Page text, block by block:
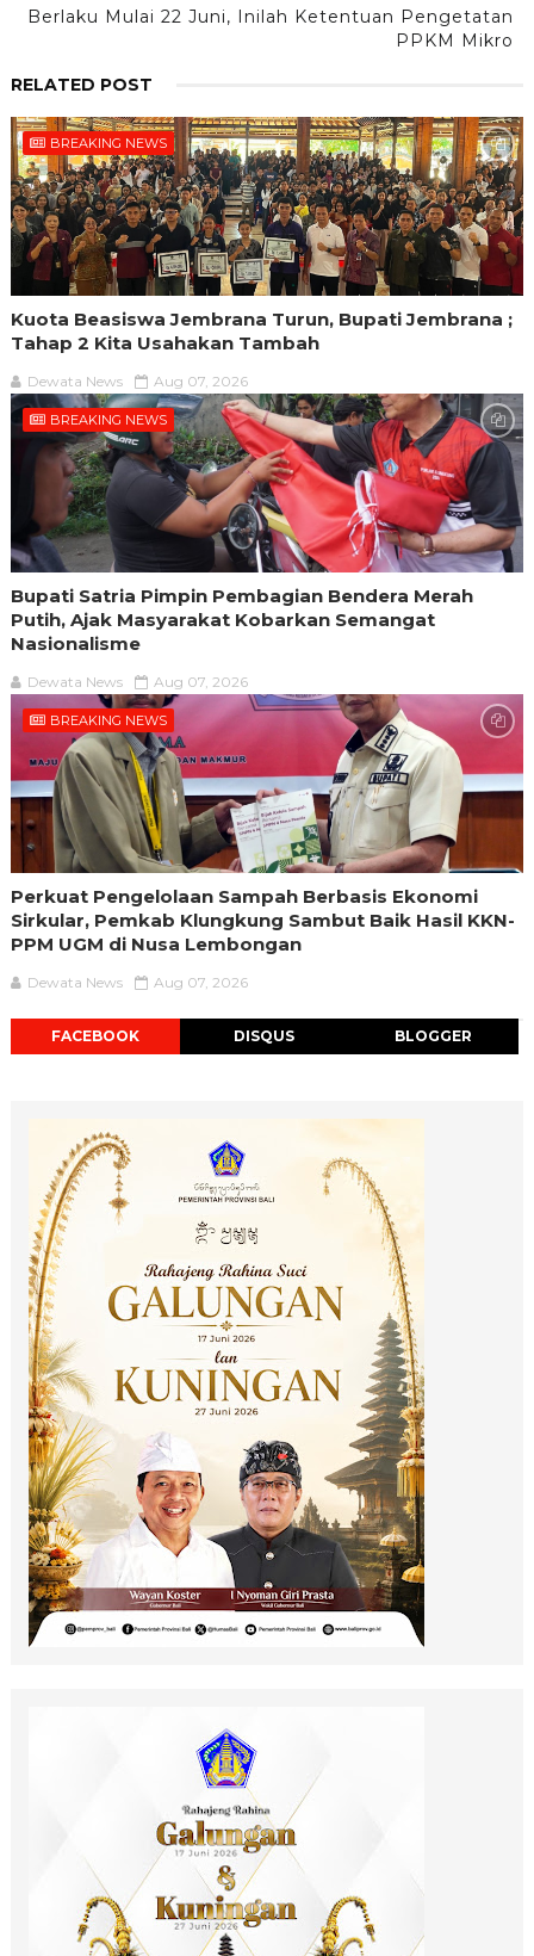
Berlaku Mulai 22 Juni, Inilah Ketentuan Pengetatan
PPKM Mikro
RELATED POST
BREAKING NEWS
Kuota Beasiswa Jembrana Turun, Bupati Jembrana ;
Tahap 2 Kita Usahakan Tambah
Dewata News Aug 07, 2026
BREAKING NEWS
Bupati Satria Pimpin Pembagian Bendera Merah
Putih, Ajak Masyarakat Kobarkan Semangat
Nasionalisme
Dewata News Aug 07, 2026
BREAKING NEWS
Perkuat Pengelolaan Sampah Berbasis Ekonomi
Sirkular, Pemkab Klungkung Sambut Baik Hasil KKN-
PPM UGM di Nusa Lembongan
Dewata News Aug 07, 2026
FACEBOOK DISQUS BLOGGER